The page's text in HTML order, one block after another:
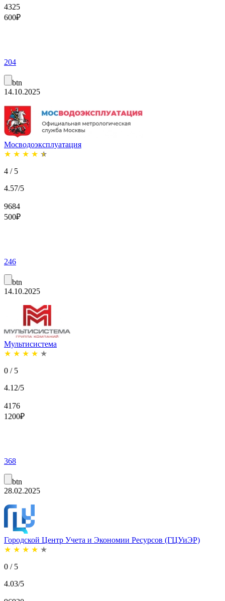
4325
600₽
204
btn
14.10.2025
Мосводоэксплуатация
★ ★ ★ ★ ★
4 / 5
4.57/5
9684
500₽
246
btn
14.10.2025
Мультисистема
★ ★ ★ ★ ★
0 / 5
4.12/5
4176
1200₽
368
btn
28.02.2025
Городской Центр Учета и Экономии Ресурсов (ГЦУиЭР)
★ ★ ★ ★ ★
0 / 5
4.03/5